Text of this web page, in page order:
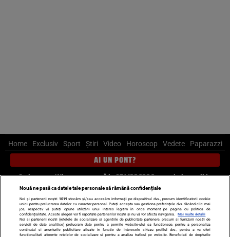
Home Exclusiv Sport Știri Video Horoscop Vedete Paparazzi
AI UN PONT?
Scrie-ne pe Whatsapp, sună la 0741226226 sau trimite mail la
pont@cancan.ro
Știri interne Știri externe
Politică
Ultimele stiri
Diete Insula Iubirii Dictionar de vise
LIFE STYLE
Nouă ne pasă ca datele tale personale să rămână confidențiale
Noi și partenerii noștri 1019stocăm și/sau accesăm informații pe dispozitivul dvs., precum identificatorii cookie
unici pentru prelucrarea datelor cu caracter personal. Puteți accepta sau gestiona preferințele dvs. făcând clic mai
jos, respectiv vă puteți opune utilizării unui interes legitim în orice moment pe pagina cu politica de
confidențialitate. Aceste alegeri vor fi raportate partenerilor noștri și nu vă vor afecta navigarea.
Mai multe detalii
Noi si partenerii nostri (retelele de socializare si agentiile de publicitate partenere, precum si furnizorii nostri de
servicii de date analitice) prelucram date pentru a permite website-ului sa functioneze, pentru a personaliza
continutul si anunturile publicitare afisate in functie de interesele si/sau profilul dvs., pentru a va oferi
functionalitati aferente retelelor de socializare si pentru a analiza traficul pe website. Beneficiati de drepturile